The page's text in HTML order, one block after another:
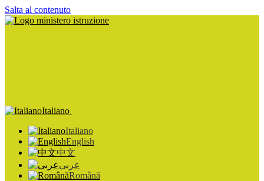
Salta al contenuto
Italiano
Italiano
English
中文
عربى
Română